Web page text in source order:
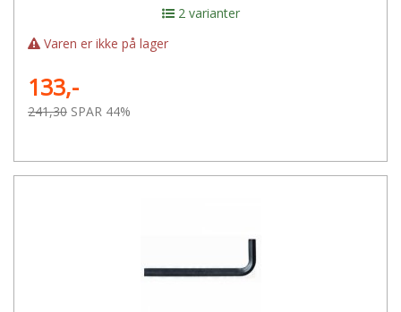
2 varianter
Varen er ikke på lager
133,-
241,30 SPAR 44%